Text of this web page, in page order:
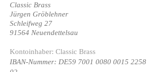
Classic Brass
Jürgen Gröblehner
Schleifweg 27
91564 Neuendettelsau
Kontoinhaber: Classic Brass
IBAN-Nummer: DE59 7001 0080 0015 2258